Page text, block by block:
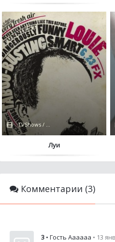
TVShows / Coldfilm
Луи
Комментарии (3)
3 • Гость Аааааа • 13